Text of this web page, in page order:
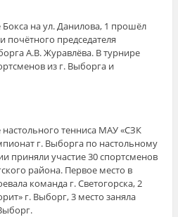
Бокса на ул. Данилова, 1 прошёл
почётного председателя
А.В. Журавлёва. В турнире
из г. Выборга и
настольного тенниса МАУ «СЗК
г. Выборга по настольному
приняли участие 30 спортсменов
района. Первое место в
команда г. Светогорска, 2
г. Выборг, 3 место заняла